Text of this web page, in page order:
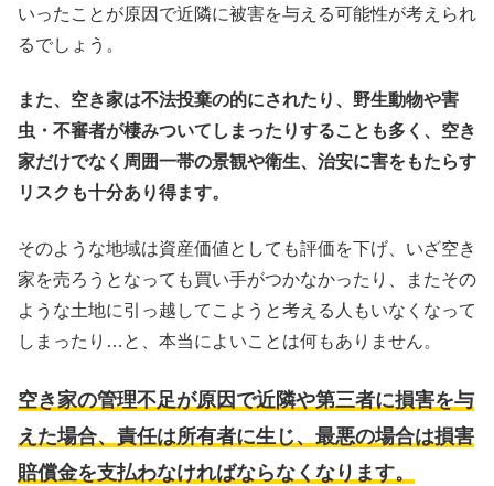
いったことが原因で近隣に被害を与える可能性が考えられ
るでしょう。
また、空き家は不法投棄の的にされたり、野生動物や害
虫・不審者が棲みついてしまったりすることも多く、空き
家だけでなく周囲一帯の景観や衛生、治安に害をもたらす
リスクも十分あり得ます。
そのような地域は資産価値としても評価を下げ、いざ空き
家を売ろうとなっても買い手がつかなかったり、またその
ような土地に引っ越してこようと考える人もいなくなって
しまったり…と、本当によいことは何もありません。
空き家の管理不足が原因で近隣や第三者に損害を与
えた場合、責任は所有者に生じ、最悪の場合は損害
賠償金を支払わなければならなくなります。